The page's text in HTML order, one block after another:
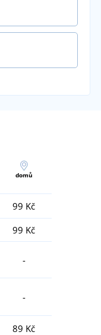
domů
99 Kč
99 Kč
-
-
89 Kč